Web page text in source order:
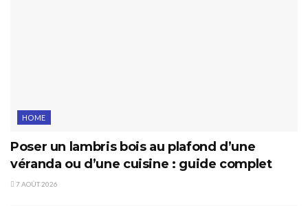
HOME
Poser un lambris bois au plafond d’une
véranda ou d’une cuisine : guide complet
7 AOÛT 2026